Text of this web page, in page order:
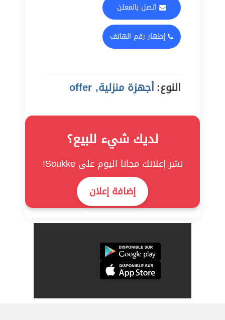
اتصل بالمعلن
إظهار رقم الهاتف
النوع:أجهزة منزلية, offer
لديك شيء للبيع؟
نشر إعلانك مجانا اليوم على Soukke!
إضافة إعلان